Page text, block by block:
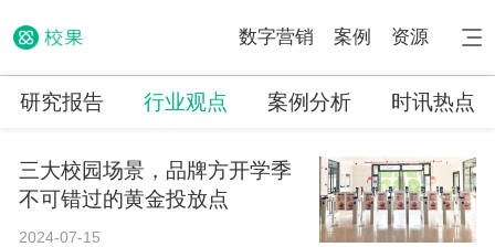
数字营销 案例 资源
研究报告 行业观点 案例分析 时讯热点
三大校园场景，品牌方开学季
不可错过的黄金投放点
2024-07-15